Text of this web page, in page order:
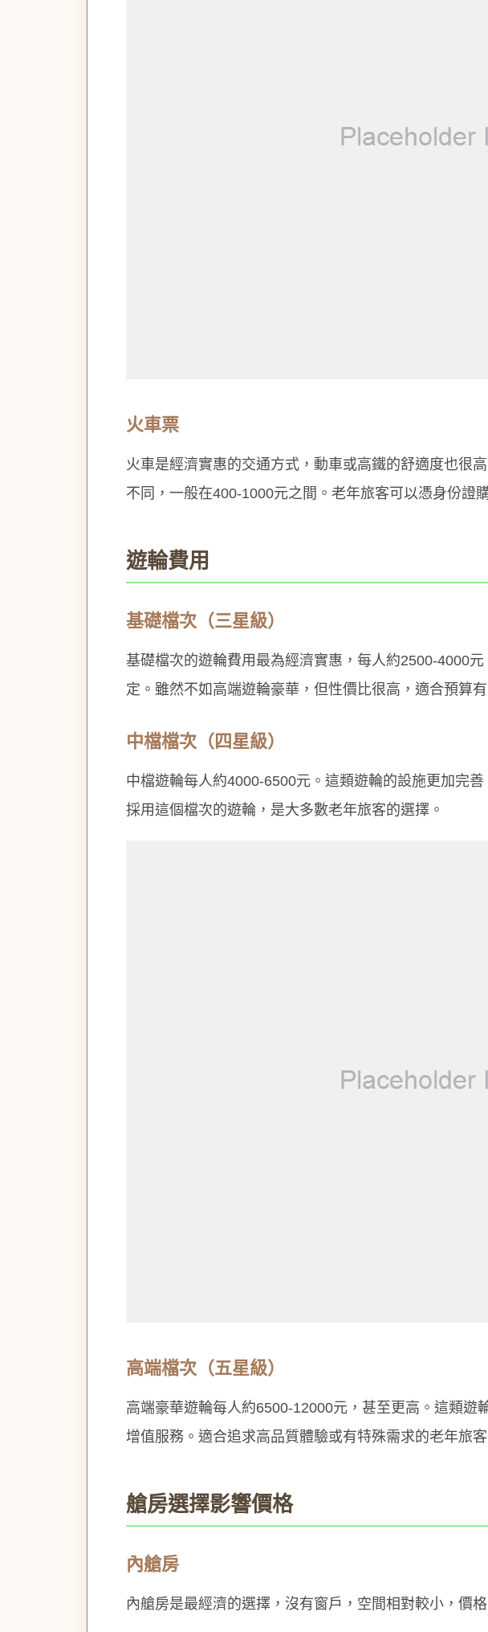
火車票
火車是經濟實惠的交通方式，動車或高鐵的舒適度也很
不同，一般在400-1000元之間。老年旅客可以憑身份證
遊輪費用
基礎檔次（三星級）
基礎檔次的遊輪費用最為經濟實惠，每人約2500-4000
定。雖然不如高端遊輪豪華，但性價比很高，適合預算
中檔檔次（四星級）
中檔遊輪每人約4000-6500元。這類遊輪的設施更加完
採用這個檔次的遊輪，是大多數老年旅客的選擇。
高端檔次（五星級）
高端豪華遊輪每人約6500-12000元，甚至更高。這類
增值服務。適合追求高品質體驗或有特殊需求的老年旅客
艙房選擇影響價格
內艙房
內艙房是最經濟的選擇，沒有窗戶，空間相對較小，價